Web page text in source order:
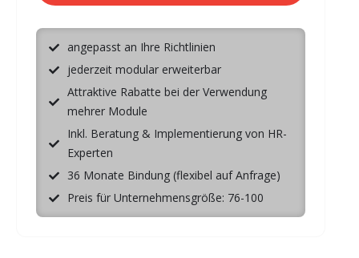
angepasst an Ihre Richtlinien
jederzeit modular erweiterbar
Attraktive Rabatte bei der Verwendung
mehrer Module
Inkl. Beratung & Implementierung von HR-
Experten
36 Monate Bindung (flexibel auf Anfrage)
Preis für Unternehmensgröße: 76-100